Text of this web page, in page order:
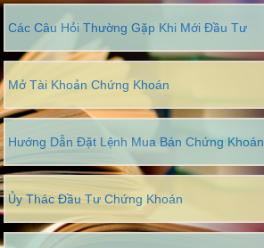
Các Câu Hỏi Thường Gặp Khi Mới Đầu Tư
Mở Tài Khoản Chứng Khoán
Hướng Dẫn Đặt Lệnh Mua Bán Chứng Khoán
Ủy Thác Đầu Tư Chứng Khoán